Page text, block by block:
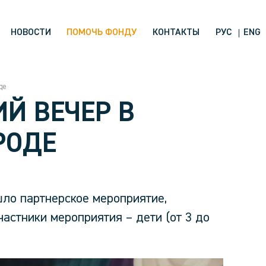
НОВОСТИ ПОМОЧЬ ФОНДУ КОНТАКТЫ РУС ENG
ВЕЧЕР В
партнерское мероприятие,
мероприятия – дети (от 3 до